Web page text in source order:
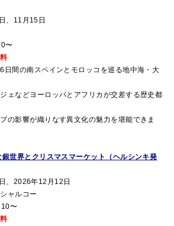
、11月15日
〜
日間の南スペインとモロッコを巡る地中海・大
ェなどヨーロッパとアフリカが交差する歴史都
の影響が織りなす異文化の魅力を堪能できま
世界とクリスマスマーケット（ヘルシンキ発
、2026年12月12日
ャルコー
〜